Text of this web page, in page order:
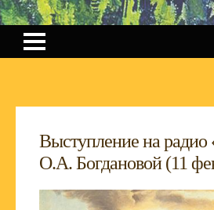
Выступление на радио
О.А. Богдановой (11